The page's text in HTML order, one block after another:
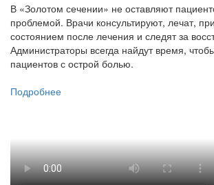
В «Золотом сечении» не оставляют
проблемой. Врачи консультируют, лечат,
состоянием после лечения и следят за
Администраторы всегда найдут время,
пациентов с острой болью.
Подробнее